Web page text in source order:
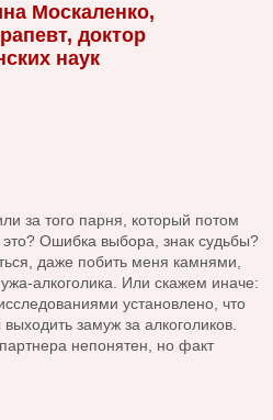
Москаленко,
доктор
наук
за того парня, который потом
Ошибка выбора, знак судьбы?
даже побить меня камнями,
алкоголика. Или скажем иначе:
установлено, что
замуж за алкоголиков.
непонятен, но факт